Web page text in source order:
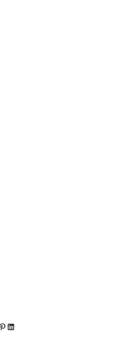
Pinterest
LinkedIn